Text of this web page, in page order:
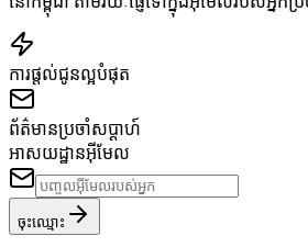
ការផ្តល់ជូនល្អបំផុត
ព័ត៌មានប្រចាំសប្តាហ៍
អាសយដ្ឋានអ៊ីមែល
ចុះឈ្មោះ